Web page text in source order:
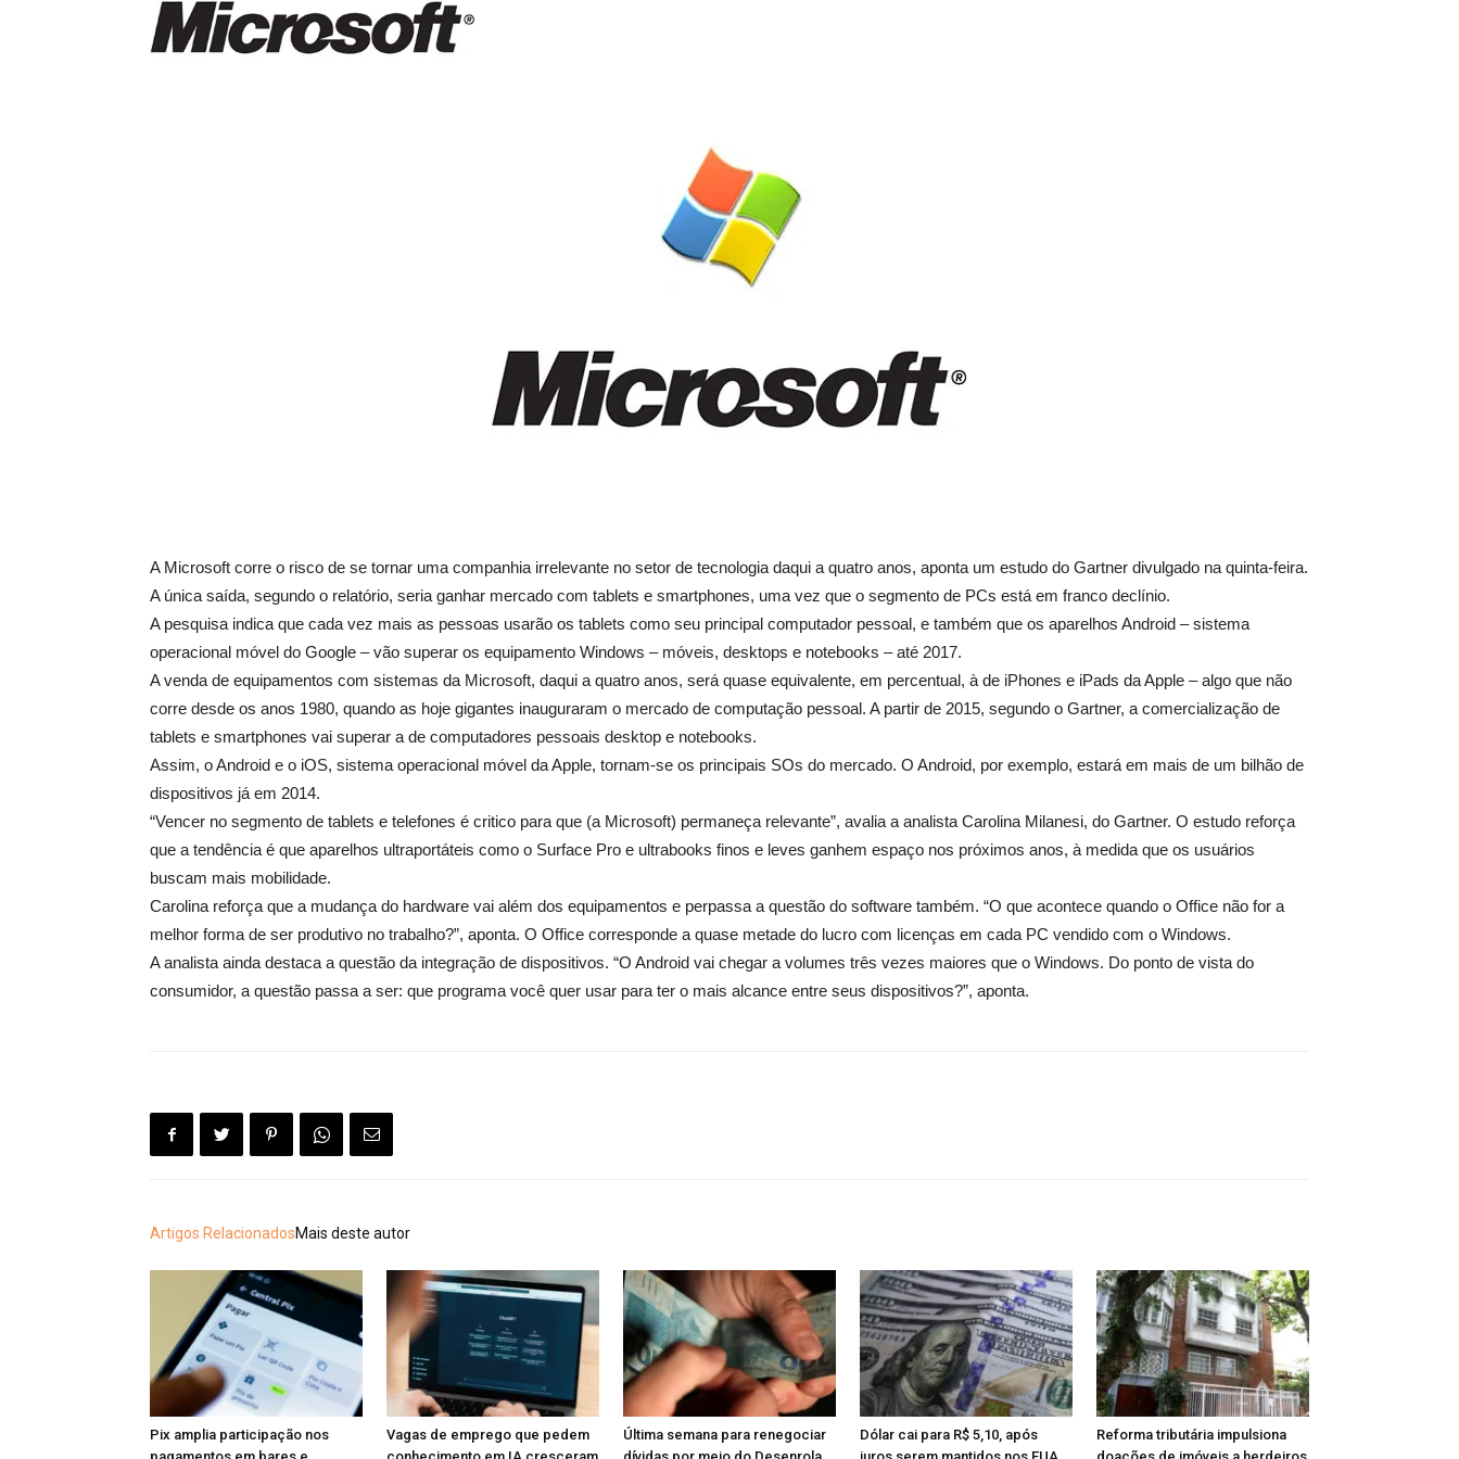
A Microsoft corre o risco de se tornar uma companhia irrelevante no setor de tecnologia daqui a quatro anos, aponta um estudo do Gartner divulgado na quinta-feira.
A única saída, segundo o relatório, seria ganhar mercado com tablets e smartphones, uma vez que o segmento de PCs está em franco declínio.
A pesquisa indica que cada vez mais as pessoas usarão os tablets como seu principal computador pessoal, e também que os aparelhos Android – sistema
operacional móvel do Google – vão superar os equipamento Windows – móveis, desktops e notebooks – até 2017.
A venda de equipamentos com sistemas da Microsoft, daqui a quatro anos, será quase equivalente, em percentual, à de iPhones e iPads da Apple – algo que não
corre desde os anos 1980, quando as hoje gigantes inauguraram o mercado de computação pessoal. A partir de 2015, segundo o Gartner, a comercialização de
tablets e smartphones vai superar a de computadores pessoais desktop e notebooks.
Assim, o Android e o iOS, sistema operacional móvel da Apple, tornam-se os principais SOs do mercado. O Android, por exemplo, estará em mais de um bilhão de
dispositivos já em 2014.
“Vencer no segmento de tablets e telefones é critico para que (a Microsoft) permaneça relevante”, avalia a analista Carolina Milanesi, do Gartner. O estudo reforça
que a tendência é que aparelhos ultraportáteis como o Surface Pro e ultrabooks finos e leves ganhem espaço nos próximos anos, à medida que os usuários
buscam mais mobilidade.
Carolina reforça que a mudança do hardware vai além dos equipamentos e perpassa a questão do software também. “O que acontece quando o Office não for a
melhor forma de ser produtivo no trabalho?”, aponta. O Office corresponde a quase metade do lucro com licenças em cada PC vendido com o Windows.
A analista ainda destaca a questão da integração de dispositivos. “O Android vai chegar a volumes três vezes maiores que o Windows. Do ponto de vista do
consumidor, a questão passa a ser: que programa você quer usar para ter o mais alcance entre seus dispositivos?”, aponta.
Artigos RelacionadosMais deste autor
Pix amplia participação nos
Vagas de emprego que pedem
Última semana para renegociar
Dólar cai para R$ 5,10, após
Reforma tributária impulsiona